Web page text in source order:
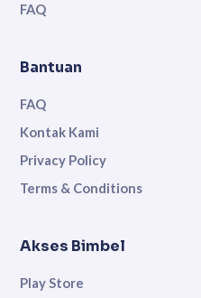
FAQ
Bantuan
FAQ
Kontak Kami
Privacy Policy
Terms & Conditions
Akses Bimbel
Play Store